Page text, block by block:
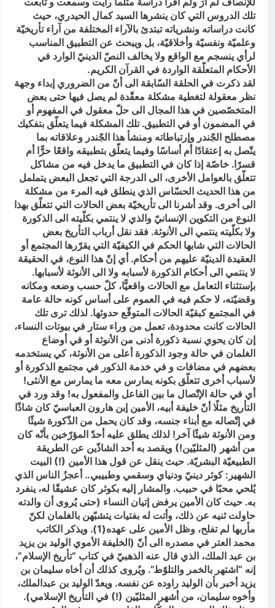
تلك الدروس التي كان ينشرها السيد كمال الحيدري، حيث
كانت دراساته ونشرياته تبتدئ بالآراء المختلفة من آراء تأريخيّة
وعلميّة ونفسيّة وأخلاقيّة، بل ويبحث عن التطبيق المناسب
لرأي ينسجم مع الواقع ولا يخالف النصّ الدينيّ الوارد في
الأحكام المتعلّقة الواردة في القرآن الكريم.
لقد ذكرت في الحلقة السّابقة الى أنّ من الضروري إبداء وجهة
نظر معقولة لتغطية مشكلة معقّدة لم يصل فيها حتى بعض
المتخصّصين في هذا المجال الى حلّ معقول في المفهوم أو
في المضمون أو في التطبيق. تلك المشكلة فيما يتعلّق بتفكيك
مصطلح الجّندر وإرتباطاته ومنشأ هذا الجّندر وعلاقاته بما
يتّصل به إعتقادًا أم أساسًا وفيما يتعلّق بتطبيقه واقعًا حرًّا أم
قسرًا. خاصّة إذا كان في التطبيق ما يدخل فيه من مشاكل
تتعلّق بالعوامل الأخرى، الى الدرجة التي تجعل البعض يتململ
من هذا الحديث الحسّاس الذي ينطلق فيه المرء من مشكلة
الى أخرى. وقد أشرنا الى تأريخيّة بعض الحالات التي تتعلّق بهذا
النوع من التكوين الإنسانيّ والذي لا ينتمي بكلّيته الى الذكورة
ولا بكلّيته ينتمي الى الأنوثة. فقد نقل أرباب التأريخ بعض
الحالات التي شابها الحكم في الكيفيّة التي يقرّرها المجتمع أو
العقيدة الدينيّة عليهم من أحكام. أي إنّ هذا النوع، في الحقيقة
لا ينتمي الى أحكام الذكورة لأسبابه ولا الى الأنوثة لأسبابها.
بإستثناء التعامل مع الحالات واقعيًّا، كلّ حسب وضعه ومكانه
وقضيّته، لا حكم فيه في العموم على أساس كونه حالة عامة
في المجتمع كبقيّة الحالات المتوقّع حدوثها. لذلك ترى تلك
الحالات كانت محدودة، تعمل من وراء ستار في بيوتات النساء،
إن كان يحوي نسبة ذكورة أدنى من الأنوثة أو في أوضاع
الغلمان في حالة وجود الذكورة أعلى من الأنوثة، كي يستخدمه
بعضهم في مضافات و في خدمة الذكور في مجتمع الذكورة أو
لأسباب أخرى تتعلّق بكونه يمارس معه ما يمارس مع الأنثى!
أي في حالة الإتّصال ما بين الفاعل والمفعول به! وقد ورد في
التأريخ مثلًا أنّ خليفة أبيه، الأمين إبن هارون العباسيّ كان شاذّا
في إتّصاله مع أبناء جنسه، وقد كان يحمل من الذّكورة شيئًا
ومن الأنوثة شيئًا آخر! لذلك يطلق عليه أحدّ المؤرّخين بأنّه كان
من أشهر (المثليّين!) ويقصد به أحد الشاذّين عن الطريقة
الطبيعيّة البشريّة. حيث ينقل عن قول هذا الأمين (!) البيت
الشهير: كوثر دينيّ ودنياي وسقمي وطبيبي.. أعجزُ الناس الذي
يُلحي محبًا في حبيب. والمشار إليه بكوثر كان عشيقًا له، ينفرد
به. حيث كان الأمين يرفض إتيان النساء (حتى يُروى أن والدته
حاولت ثنيه عن ذلك، وأتت له بفتيات يتشبّهن بالغلمان لكنّ
مأربها لم تفلح، وظل الأمين على عهده(1). ويذكر الكاتب
محمد العتر في مصدره الى أنّ (الخليفة الأموي الوليد بن يزيد
بن عبد الملك، الذي قال عنه الذهبيّ في كتاب “تأريخ الإسلام”،
إنه “اشتهر بالخمر والتلوّط”. ويُروى كذلك أن أخاه سليمان بن
يزيد أخبر بأن الوليد راوده عن نفسه. ويعدّ الوليد بن عبدالملك،
وأخوه سليمان، من أشهر المثليّين (!) في التأريخ الإسلامي).